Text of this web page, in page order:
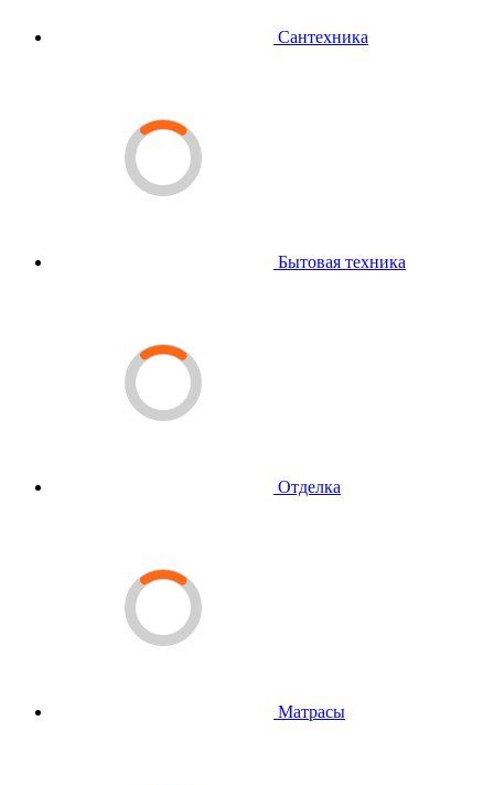
Сантехника
Бытовая техника
Отделка
Матрасы